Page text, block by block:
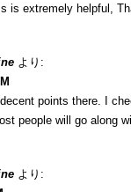
is extremely helpful,
より:
points there. I
people will go along
より: